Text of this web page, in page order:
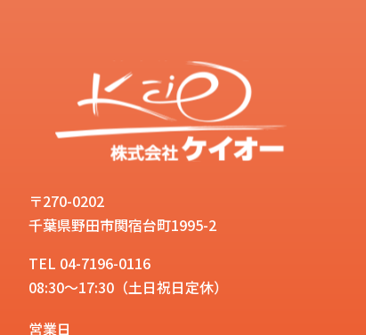
〒270-0202
千葉県野田市関宿台町1995-2
TEL 04-7196-0116
08:30～17:30（土日祝日定休）
営業日